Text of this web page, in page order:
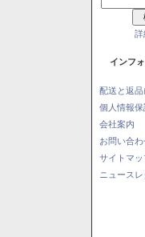
詳
インフォ
配送と返品
個人情報
会社案内
お問い合わ
サイトマッ
ニュース